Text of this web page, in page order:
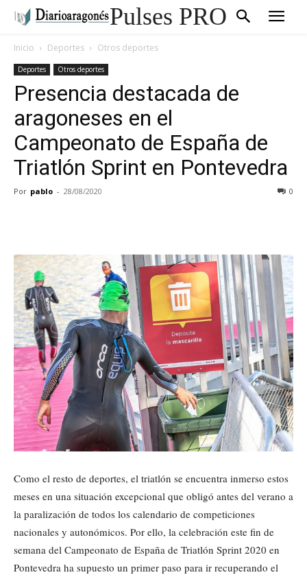
Pulses PRO
Inicio Deportes Otros deportes
Deportes Otros deportes
Presencia destacada de
aragoneses en el
Campeonato de España de
Triatlón Sprint en Pontevedra
Por pablo - 28/08/2020 0
Como el resto de deportes, el triatlón se encuentra inmerso estos
meses en una situación excepcional que obligó antes del verano a
la paralización de todos los calendario de competiciones
nacionales y autonómicos. Por ello, la celebración este fin de
semana del Campeonato de España de Triatlón Sprint 2020 en
Pontevedra ha supuesto un primer paso para ir recuperando el